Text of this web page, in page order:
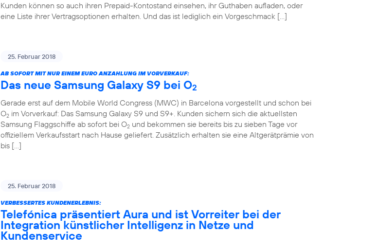
Kunden können so auch ihren Prepaid-Kontostand einsehen, ihr Guthaben aufladen, oder
eine Liste ihrer Vertragsoptionen erhalten. Und das ist lediglich ein Vorgeschmack […]
25. Februar 2018
AB SOFORT MIT NUR EINEM EURO ANZAHLUNG IM VORVERKAUF:
Das neue Samsung Galaxy S9 bei O2
Gerade erst auf dem Mobile World Congress (MWC) in Barcelona vorgestellt und schon bei
O2 im Vorverkauf: Das Samsung Galaxy S9 und S9+. Kunden sichern sich die aktuellsten
Samsung Flaggschiffe ab sofort bei O2 und bekommen sie bereits bis zu sieben Tage vor
offiziellem Verkaufsstart nach Hause geliefert. Zusätzlich erhalten sie eine Altgerätprämie von
bis […]
25. Februar 2018
VERBESSERTES KUNDENERLEBNIS:
Telefónica präsentiert Aura und ist Vorreiter bei der
Integration künstlicher Intelligenz in Netze und
Kundenservice